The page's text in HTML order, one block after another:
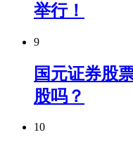
举行！
9
国元证券股
股吗？
10